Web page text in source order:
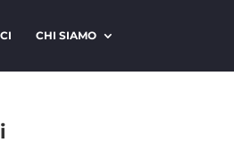
CHI SIAMO